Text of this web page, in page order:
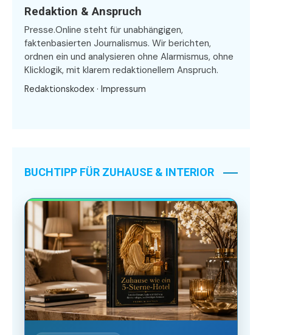
Redaktion & Anspruch
Presse.Online steht für unabhängigen,
faktenbasierten Journalismus. Wir berichten,
ordnen ein und analysieren ohne Alarmismus, ohne
Klicklogik, mit klarem redaktionellem Anspruch.
Redaktionskodex · Impressum
BUCHTIPP FÜR ZUHAUSE & INTERIOR